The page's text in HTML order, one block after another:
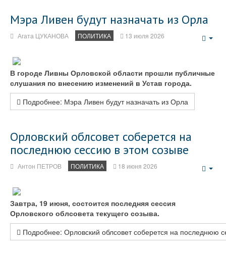
Мэра Ливен будут назначать из Орла
Агата ЦУКАНОВА ПОЛИТИКА 13 июля 2026
В городе Ливны Орловской области прошли публичные
слушания по внесению изменений в Устав города.
Подробнее: Мэра Ливен будут назначать из Орла
Орловский облсовет соберется на
последнюю сессию в этом созыве
Антон ПЕТРОВ ПОЛИТИКА 18 июня 2026
Завтра, 19 июня, состоится последняя сессия
Орловского облсовета текущего созыва.
Подробнее: Орловский облсовет соберется на последнюю